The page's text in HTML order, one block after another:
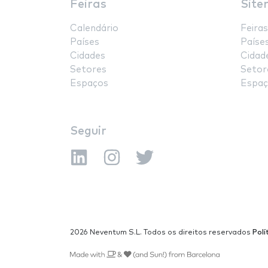
Feiras
Calendário
Países
Cidades
Setores
Espaços
Feiras
Seguir
2026 Neventum S.L. Todos os direitos reservados